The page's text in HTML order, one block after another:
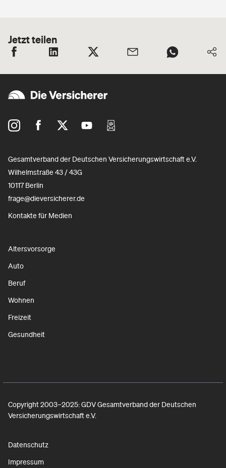
Jetzt teilen
Gesamtverband der Deutschen Versicherungswirtschaft e.V.
Wilhelmstraße 43 / 43G
10117 Berlin
frage@dieversicherer.de
Kontakte für Medien
Altersvorsorge
Auto
Beruf
Wohnen
Freizeit
Gesundheit
Copyright 2003–2025: GDV Gesamtverband der Deutschen
Versicherungswirtschaft e.V.
Datenschutz
Impressum